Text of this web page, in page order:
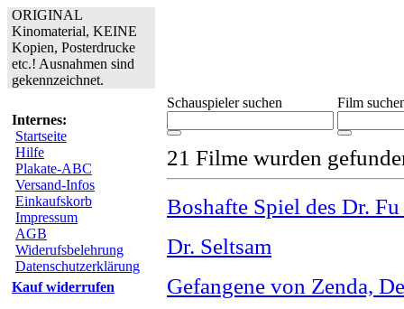
ORIGINAL
Kinomaterial, KEINE
Kopien, Posterdrucke
etc.! Ausnahmen sind
gekennzeichnet.
Internes:
Startseite
Hilfe
Plakate-ABC
Versand-Infos
Einkaufskorb
Impressum
AGB
Widerufsbelehrung
Datenschutzerklärung
Kauf widerrufen
Schauspieler suchen Film
21 Filme wurden
Boshafte Spiel des Dr.
Dr. Seltsam
Gefangene von Zenda,